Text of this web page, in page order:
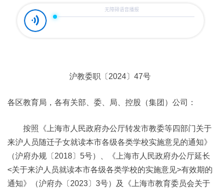
沪教委职〔2024〕47号
各区教育局，各有关部、委、局、控股（集团）公司：
按照《上海市人民政府办公厅转发市教委等四部门关于
来沪人员随迁子女就读本市各级各类学校实施意见的通知》
（沪府办规〔2018〕5号）、《上海市人民政府办公厅延长
<关于来沪人员就读本市各级各类学校的实施意见>有效期的
通知》（沪府办〔2023〕3号）及《上海市教育委员会关于